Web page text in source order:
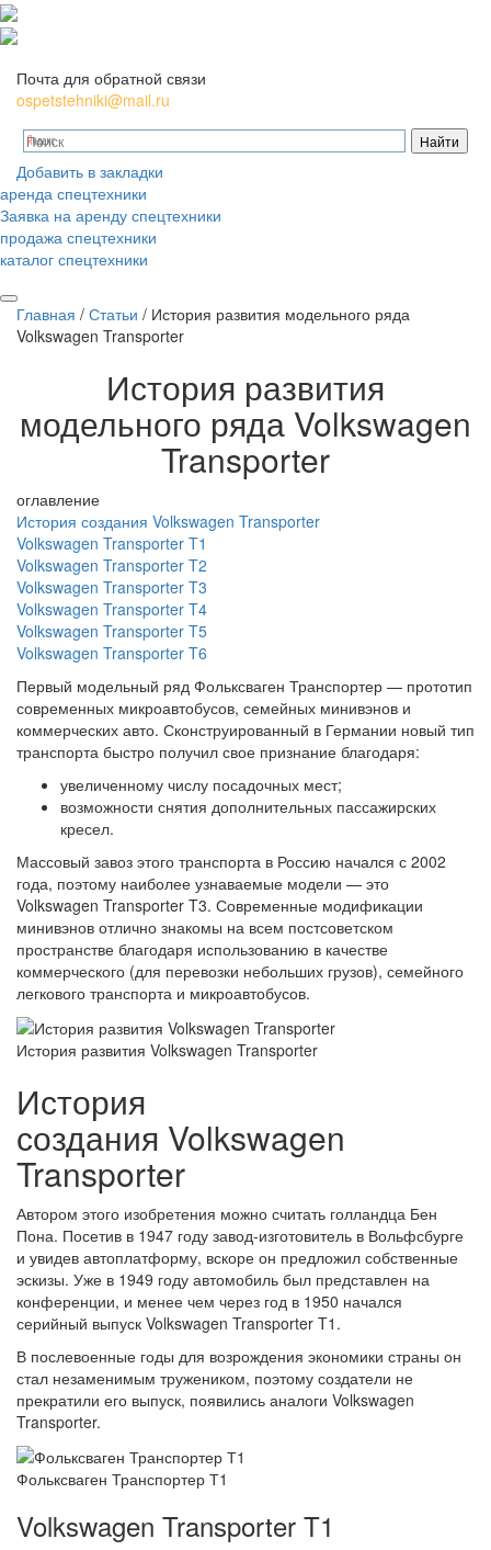
Почта для обратной связи
ospetstehniki@mail.ru
Добавить в закладки
аренда спецтехники
Заявка на аренду спецтехники
продажа спецтехники
каталог спецтехники
Главная / Статьи / История развития модельного ряда
Volkswagen Transporter
История развития
модельного ряда Volkswagen
Transporter
оглавление
История создания Volkswagen Transporter
Volkswagen Transporter T1
Volkswagen Transporter T2
Volkswagen Transporter T3
Volkswagen Transporter T4
Volkswagen Transporter T5
Volkswagen Transporter T6
Первый модельный ряд Фольксваген Транспортер — прототип
современных микроавтобусов, семейных минивэнов и
коммерческих авто. Сконструированный в Германии новый тип
транспорта быстро получил свое признание благодаря:
увеличенному числу посадочных мест;
возможности снятия дополнительных пассажирских
кресел.
Массовый завоз этого транспорта в Россию начался с 2002
года, поэтому наиболее узнаваемые модели — это
Volkswagen Transporter T3. Современные модификации
минивэнов отлично знакомы на всем постсоветском
пространстве благодаря использованию в качестве
коммерческого (для перевозки небольших грузов), семейного
легкового транспорта и микроавтобусов.
История развития Volkswagen Transporter
История
создания Volkswagen
Transporter
Автором этого изобретения можно считать голландца Бен
Пона. Посетив в 1947 году завод-изготовитель в Вольфсбурге
и увидев автоплатформу, вскоре он предложил собственные
эскизы. Уже в 1949 году автомобиль был представлен на
конференции, и менее чем через год в 1950 начался
серийный выпуск Volkswagen Transporter T1.
В послевоенные годы для возрождения экономики страны он
стал незаменимым тружеником, поэтому создатели не
прекратили его выпуск, появились аналоги Volkswagen
Transporter.
Фольксваген Транспортер Т1
Volkswagen Transporter T1